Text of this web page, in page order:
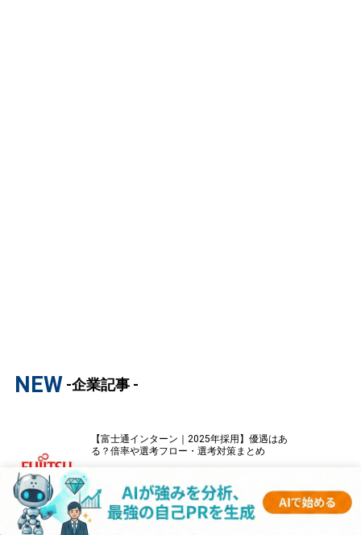
NEW -企業記事 -
【富士通インターン｜2025年採用】優遇はあ
る？倍率や選考フロー・選考対策まとめ
【三菱地所インターン｜2025年採用】優遇は